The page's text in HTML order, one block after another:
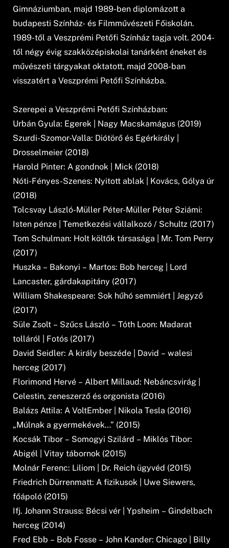
Gimnáziumban, majd 1989-ben diplomázott a
budapesti Színház- és Filmművészeti Főiskolán.
1989-től a Veszprémi Petőfi Színház tagja volt. 2004-
től négy évig szakközépiskolai tanárként éneket és
művészeti tárgyakat oktatott, majd 2008-ban
visszatért a Veszprémi Petőfi Színházba.
Szerepei a Veszprémi Petőfi Színházban:
Urbán Gyula: Egerek | Nagy Macskamágus (2019)
Szurdi-Szomor-Valla: Diótörő és Egérkirály |
Drosselmeier (2018)
Harold Pinter: A gondnok | Mick (2018)
Nóti-Fényes-Szenes: Nyitott ablak | Kovács, Gólya úr
(2018)
Tolcsvay László-Müller Péter-Müller Péter Sziámi:
Isten pénze | Temetkezési vállalkozó / Schultz (2017)
Tom Schulman: Holt költők társasága | Mr. Tom Perry
(2017)
Huszka – Bakonyi – Martos: Bob herceg | Lord
Lancaster, gárdakapitány (2017)
William Shakespeare: Sok hűhó semmiért | Jegyző
(2017)
Süle Zsolt – Szűcs László – Tóth Loon: Madarat
tolláról | Fotós (2017)
David Seidler: A király beszéde | David – walesi
herceg (2017)
Florimond Hervé – Albert Millaud: Nebáncsvirág |
Celestin, zeneszerző és orgonista (2016)
Balázs Attila: A VoltEmber | Nikola Tesla (2016)
„Múlnak a gyermekévek…” (2015)
Kocsák Tibor – Somogyi Szilárd – Miklós Tibor:
Abigél | Vitay tábornok (2015)
Molnár Ferenc: Liliom | Dr. Reich ügyvéd (2015)
Friedrich Dürrenmatt: A fizikusok | Uwe Siewers,
főápoló (2015)
Ifj. Johann Strauss: Bécsi vér | Ypsheim – Gindelbach
herceg (2014)
Fred Ebb – Bob Fosse – John Kander: Chicago | Billy